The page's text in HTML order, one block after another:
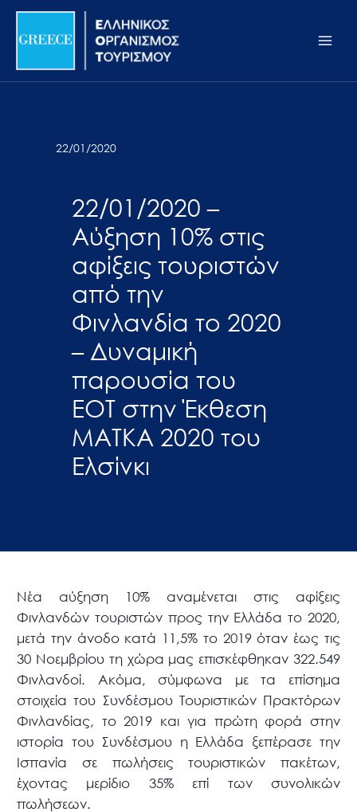
Σημείωση:
ιστότοπος
προσβασιμότητας.
Μετάβαση
περιεχόμενο
22/01/2020
22/01/2020 –
Αύξηση 10% στις
αφίξεις τουριστών
από την
Φινλανδία το 2020
– Δυναμική
παρουσία του
ΕΟΤ στην Έκθεση
MATKA 2020 του
Ελσίνκι
Νέα αύξηση 10% αναμένεται στις αφίξεις
Φινλανδών τουριστών προς την Ελλάδα το 2020,
μετά την άνοδο κατά 11,5% το 2019 όταν έως τις
30 Νοεμβρίου τη χώρα μας επισκέφθηκαν 322.549
Φινλανδοί. Ακόμα, σύμφωνα με τα επίσημα
στοιχεία του Συνδέσμου Τουριστικών Πρακτόρων
Φινλανδίας, το 2019 και για πρώτη φορά στην
ιστορία του Συνδέσμου η Ελλάδα ξεπέρασε την
Ισπανία σε πωλήσεις τουριστικών πακέτων,
έχοντας μερίδιο 35% επί των συνολικών
πωλήσεων.